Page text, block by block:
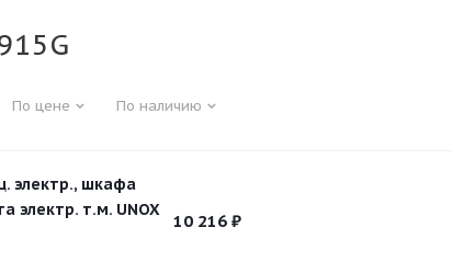
По цене По наличию
электр., шкафа
электр. т.м. UNOX
10 216 ₽